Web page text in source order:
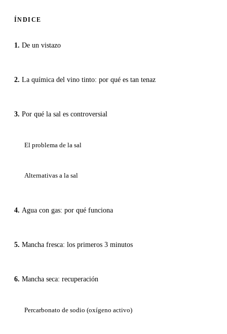
ÍNDICE
De un vistazo
La química del vino tinto: por qué es tan tenaz
Por qué la sal es controversial
El problema de la sal
Alternativas a la sal
Agua con gas: por qué funciona
Mancha fresca: los primeros 3 minutos
Mancha seca: recuperación
Percarbonato de sodio (oxígeno activo)